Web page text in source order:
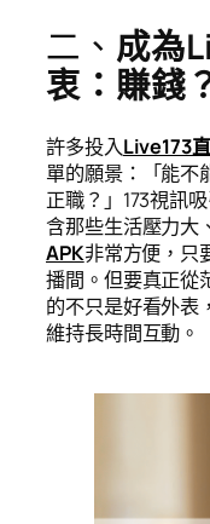
二、 成為
衷：賺錢
許多投入Live173
單的願景：「能不
正職？」173視訊
含那些生活壓力大
APK非常方便，只
播間。但要真正從
的不只是好看外表
維持長時間互動。